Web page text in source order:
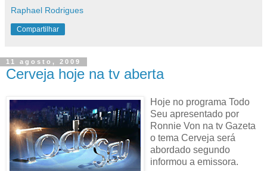
Raphael Rodrigues
Compartilhar
11 agosto, 2009
Cerveja hoje na tv aberta
Hoje no programa Todo
Seu apresentado por
Ronnie Von na tv Gazeta
o tema Cerveja será
abordado segundo
informou a emissora.